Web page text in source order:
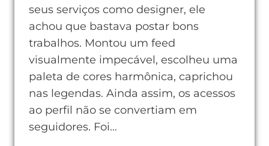
seus serviços como designer, ele
achou que bastava postar bons
trabalhos. Montou um feed
visualmente impecável, escolheu uma
paleta de cores harmônica, caprichou
nas legendas. Ainda assim, os acessos
ao perfil não se convertiam em
seguidores. Foi…